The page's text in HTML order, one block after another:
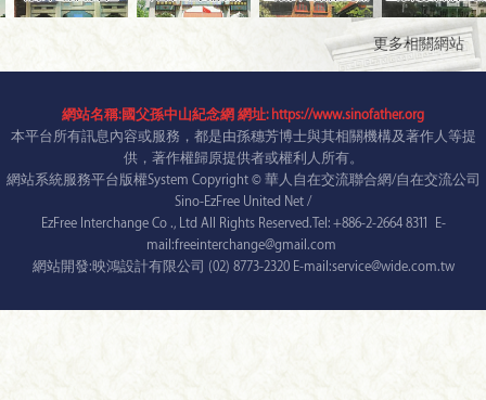
更多相關網站
網站名稱:國父孫中山紀念網 網址: https://www.sinofather.org
本平台所有訊息內容或服務，都是由孫穗芳博士與其相關機構及著作人等提
供，著作權歸原提供者或權利人所有。
網站系統服務平台版權System Copyright © 華人自在交流聯合網/自在交流公司
Sino-EzFree United Net /
EzFree Interchange Co ., Ltd All Rights Reserved.Tel: +886-2-2664 8311 E-
mail:freeinterchange@gmail.com
網站開發:映鴻設計有限公司 (02) 8773-2320 E-mail:service@wide.com.tw